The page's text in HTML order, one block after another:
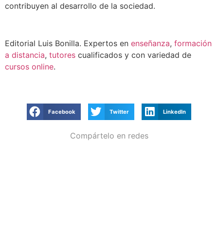
contribuyen al desarrollo de la sociedad.
Editorial Luis Bonilla. Expertos en enseñanza, formación
a distancia, tutores cualificados y con variedad de
cursos online.
Facebook Twitter LinkedIn
Compártelo en redes